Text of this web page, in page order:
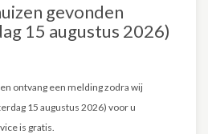
gevonden
15 augustus 2026)
en ontvang een melding zodra wij
15 augustus 2026) voor u
is gratis.